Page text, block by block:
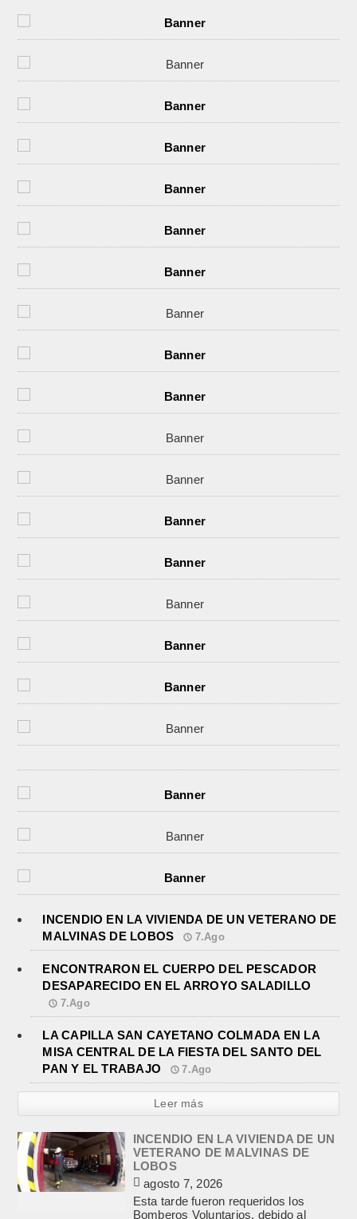
INCENDIO EN LA VIVIENDA DE UN VETERANO DE
MALVINAS DE LOBOS
7.Ago
ENCONTRARON EL CUERPO DEL PESCADOR
DESAPARECIDO EN EL ARROYO SALADILLO
7.Ago
LA CAPILLA SAN CAYETANO COLMADA EN LA
MISA CENTRAL DE LA FIESTA DEL SANTO DEL
PAN Y EL TRABAJO
7.Ago
Leer más
INCENDIO EN LA VIVIENDA DE UN
VETERANO DE MALVINAS DE
LOBOS
agosto 7, 2026
Esta tarde fueron requeridos los
Bomberos Voluntarios, debido al